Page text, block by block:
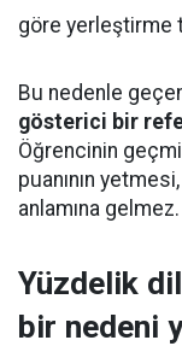
göre yerleştirme
Bu nedenle
gösterici bir
Öğrencinin
puanının
anlamına gelmez.
Yüzdelik
bir nedeni